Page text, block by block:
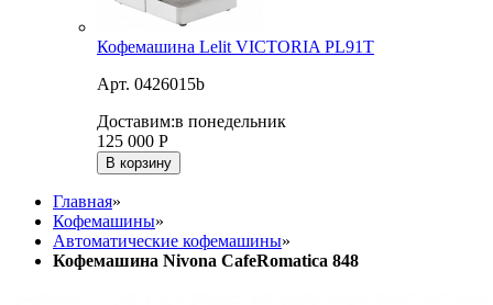
Кофемашина Lelit VICTORIA PL91T
Арт. 0426015b
Доставим:в понедельник
125 000 Р
В корзину
Главная»
Кофемашины»
Автоматические кофемашины»
Кофемашина Nivona CafeRomatica 848